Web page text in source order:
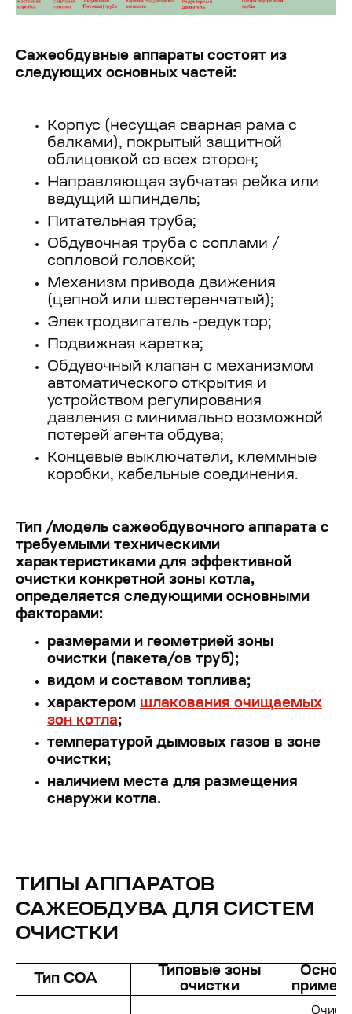
Сажеобдувные аппараты состоят из
следующих основных частей:
Корпус (несущая сварная рама с
балками), покрытый защитной
облицовкой со всех сторон;
Направляющая зубчатая рейка или
ведущий шпиндель;
Питательная труба;
Обдувочная труба с соплами /
сопловой головкой;
Механизм привода движения
(цепной или шестеренчатый);
Электродвигатель -редуктор;
Подвижная каретка;
Обдувочный клапан с механизмом
автоматического открытия и
устройством регулирования
давления с минимально возможной
потерей агента обдува;
Концевые выключатели, клеммные
коробки, кабельные соединения.
Тип /модель сажеобдувочного аппарата с
требуемыми техническими
характеристиками для эффективной
очистки конкретной зоны котла,
определяется следующими основными
факторами:
размерами и геометрией зоны
очистки (пакета/ов труб);
видом и составом топлива;
характером шлакования очищаемых
зон котла;
температурой дымовых газов в зоне
очистки;
наличием места для размещения
снаружи котла.
ТИПЫ АППАРАТОВ
САЖЕОБДУВА ДЛЯ СИСТЕМ
ОЧИСТКИ
Тип COA
Типовые зоны
очистки